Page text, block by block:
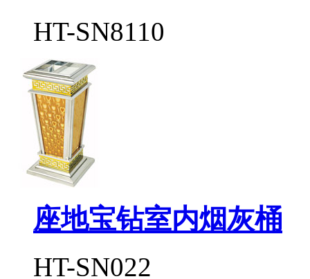
HT-SN8110
座地宝钻室内烟灰桶
HT-SN022